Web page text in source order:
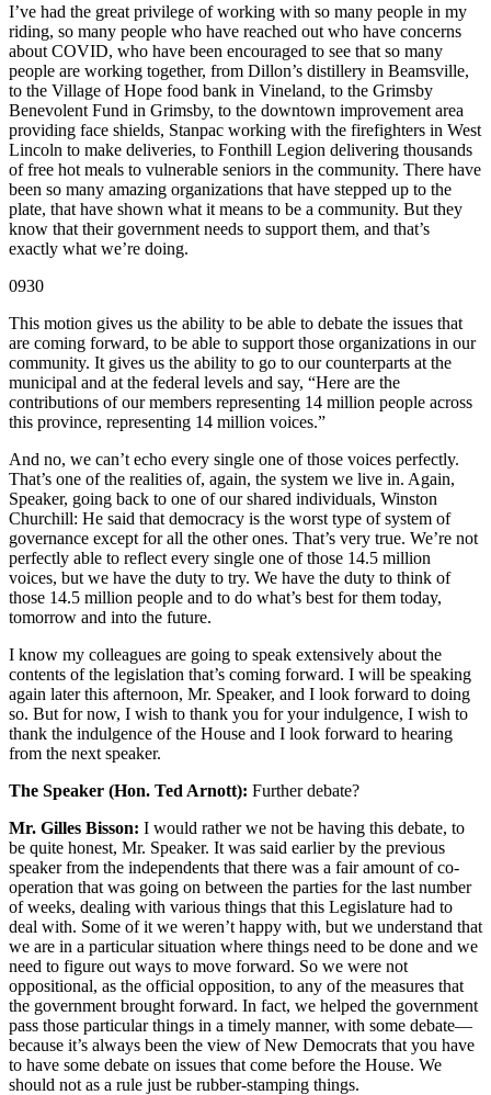
I’ve had the great privilege of working with so many people in my
riding, so many people who have reached out who have concerns
about COVID, who have been encouraged to see that so many
people are working together, from Dillon’s distillery in Beamsville,
to the Village of Hope food bank in Vineland, to the Grimsby
Benevolent Fund in Grimsby, to the downtown improvement area
providing face shields, Stanpac working with the firefighters in West
Lincoln to make deliveries, to Fonthill Legion delivering thousands
of free hot meals to vulnerable seniors in the community. There have
been so many amazing organizations that have stepped up to the
plate, that have shown what it means to be a community. But they
know that their government needs to support them, and that’s
exactly what we’re doing.
0930
This motion gives us the ability to be able to debate the issues that
are coming forward, to be able to support those organizations in our
community. It gives us the ability to go to our counterparts at the
municipal and at the federal levels and say, “Here are the
contributions of our members representing 14 million people across
this province, representing 14 million voices.”
And no, we can’t echo every single one of those voices perfectly.
That’s one of the realities of, again, the system we live in. Again,
Speaker, going back to one of our shared individuals, Winston
Churchill: He said that democracy is the worst type of system of
governance except for all the other ones. That’s very true. We’re not
perfectly able to reflect every single one of those 14.5 million
voices, but we have the duty to try. We have the duty to think of
those 14.5 million people and to do what’s best for them today,
tomorrow and into the future.
I know my colleagues are going to speak extensively about the
contents of the legislation that’s coming forward. I will be speaking
again later this afternoon, Mr. Speaker, and I look forward to doing
so. But for now, I wish to thank you for your indulgence, I wish to
thank the indulgence of the House and I look forward to hearing
from the next speaker.
The Speaker (Hon. Ted Arnott): Further debate?
Mr. Gilles Bisson: I would rather we not be having this debate, to
be quite honest, Mr. Speaker. It was said earlier by the previous
speaker from the independents that there was a fair amount of co-
operation that was going on between the parties for the last number
of weeks, dealing with various things that this Legislature had to
deal with. Some of it we weren’t happy with, but we understand that
we are in a particular situation where things need to be done and we
need to figure out ways to move forward. So we were not
oppositional, as the official opposition, to any of the measures that
the government brought forward. In fact, we helped the government
pass those particular things in a timely manner, with some debate—
because it’s always been the view of New Democrats that you have
to have some debate on issues that come before the House. We
should not as a rule just be rubber-stamping things.